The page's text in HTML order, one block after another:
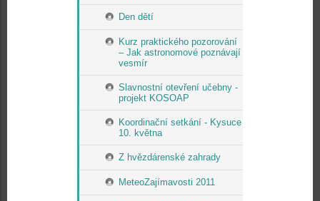
Den dětí
Kurz praktického pozorování
– Jak astronomové poznávají
vesmír
Slavnostní otevření učebny -
projekt KOSOAP
Koordinační setkání - Kysuce
10. května
Z hvězdárenské zahrady
MeteoZajímavosti 2011